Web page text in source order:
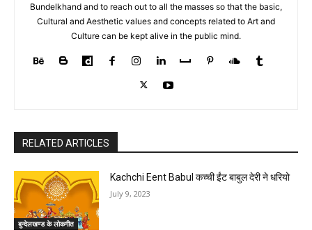
Bundelkhand and to reach out to all the masses so that the basic,
Cultural and Aesthetic values and concepts related to Art and
Culture can be kept alive in the public mind.
RELATED ARTICLES
बुन्देलखण्ड के लोकगीत
Kachchi Eent Babul कच्ची ईंट बाबुल देरी ने धरियो
July 9, 2023